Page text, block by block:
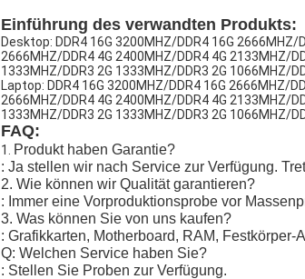
Einführung des verwandten Produkts:
Desktop: DDR4 16G 3200MHZ/DDR4 16G
2666MHZ/DDR4 4G 2400MHZ/DDR4 4G 2133MHZ/
1333MHZ/DDR3 2G 1333MHZ/DDR3 2G 1066MHZ/
Laptop: DDR4 16G 3200MHZ/DDR4 16G 2666MHZ/
2666MHZ/DDR4 4G 2400MHZ/DDR4 4G 2133MHZ/
1333MHZ/DDR3 2G 1333MHZ/DDR3 2G 1066MHZ/
FAQ:
1.
Produkt haben Garantie?
: Ja stellen wir nach Service zur Verfügung.
2. Wie können wir Qualität garantieren?
: Immer eine Vorproduktionsprobe vor
3. Was können Sie von uns kaufen?
: Grafikkarten, Motherboard, RAM, Festkörper-
Q: Welchen Service haben Sie?
: Stellen Sie Proben zur Verfügung.